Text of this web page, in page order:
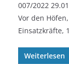
007/2022
Vor den
Einsatzkräfte,
Weiterlesen